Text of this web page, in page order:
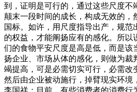
到，证明是可行的，通过这些尺度不
颠末一段时间的成长，构成无效的，
国标。如许，用尺度指导出产，规范
的权益，才能阐扬应有的感化。所以
们的食物平安尺度是高是低，而是该
扬企业、市场从体的感化，则做为裁
竭提高，可是必需切实可行，必需改
然后由企业被动施行，掉臂现实环境
李国祥：目前，有些消费者的消费行